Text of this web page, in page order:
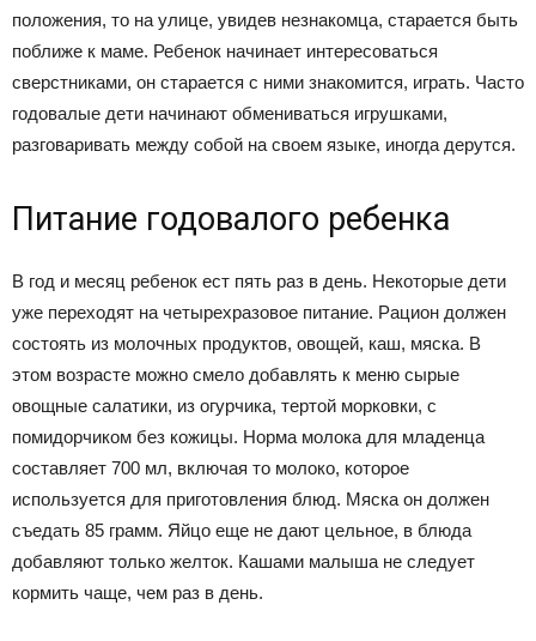
положения, то на улице, увидев незнакомца, старается быть
поближе к маме. Ребенок начинает интересоваться
сверстниками, он старается с ними знакомится, играть. Часто
годовалые дети начинают обмениваться игрушками,
разговаривать между собой на своем языке, иногда дерутся.
Питание годовалого ребенка
В год и месяц ребенок ест пять раз в день. Некоторые дети
уже переходят на четырехразовое питание. Рацион должен
состоять из молочных продуктов, овощей, каш, мяска. В
этом возрасте можно смело добавлять к меню сырые
овощные салатики, из огурчика, тертой морковки, с
помидорчиком без кожицы. Норма молока для младенца
составляет 700 мл, включая то молоко, которое
используется для приготовления блюд. Мяска он должен
съедать 85 грамм. Яйцо еще не дают цельное, в блюда
добавляют только желток. Кашами малыша не следует
кормить чаще, чем раз в день.